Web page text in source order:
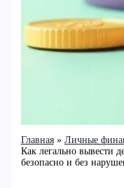
Главная
Личные
Как легально вывести
безопасно и без